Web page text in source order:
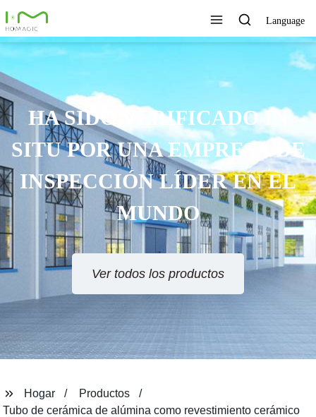
Language
ÚNICA,
CALIDAD,
SERVICIO RÁPIDO
Ver todos los productos
Hogar
Productos
Tubo de cerámica de alúmina como revestimiento cerámico